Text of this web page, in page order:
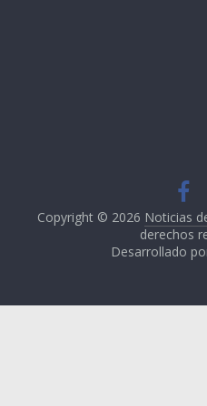
Copyright © 2026 Noticias
derechos
Desarrollado